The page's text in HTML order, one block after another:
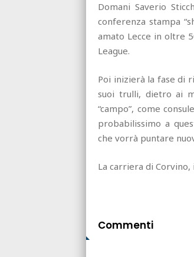
Domani Saverio
conferenza stampa
amato Lecce in oltre
League.
Poi inizierà la fase di
suoi trulli, dietro ai
“campo”, come
probabilissimo a
che vorrà puntare
La carriera di
Commenti